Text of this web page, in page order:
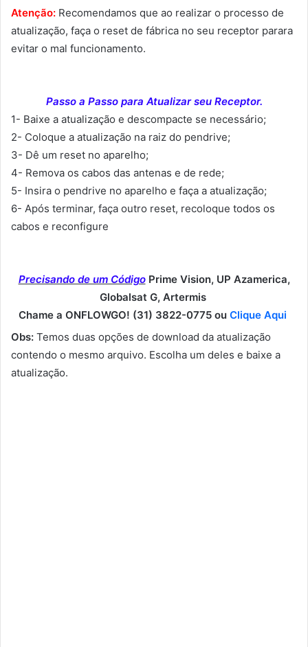
Atenção: Recomendamos que ao realizar o processo de
atualização, faça o reset de fábrica no seu receptor parara
evitar o mal funcionamento.
Passo a Passo para Atualizar seu Receptor.
1- Baixe a atualização e descompacte se necessário;
2- Coloque a atualização na raiz do pendrive;
3- Dê um reset no aparelho;
4- Remova os cabos das antenas e de rede;
5- Insira o pendrive no aparelho e faça a atualização;
6- Após terminar, faça outro reset, recoloque todos os
cabos e reconfigure
Precisando de um Código Prime Vision, UP Azamerica,
Globalsat G, Artermis
Chame a ONFLOWGO! (31) 3822-0775 ou Clique Aqui
Obs: Temos duas opções de download da atualização
contendo o mesmo arquivo. Escolha um deles e baixe a
atualização.